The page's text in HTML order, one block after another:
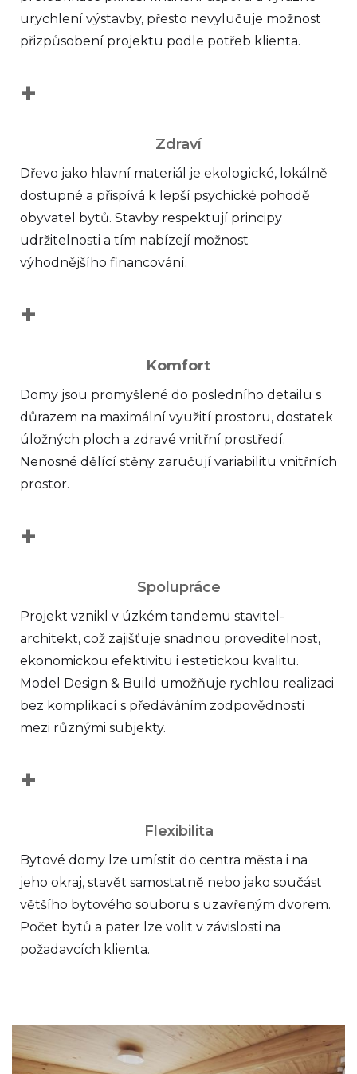
urychlení výstavby, přesto nevylučuje možnost
přizpůsobení projektu podle potřeb klienta.
+
Zdraví
Dřevo jako hlavní materiál je ekologické, lokálně
dostupné a přispívá k lepší psychické pohodě
obyvatel bytů. Stavby respektují principy
udržitelnosti a tím nabízejí možnost
výhodnějšího financování.
+
Komfort
Domy jsou promyšlené do posledního detailu s
důrazem na maximální využití prostoru, dostatek
úložných ploch a zdravé vnitřní prostředí.
Nenosné dělící stěny zaručují variabilitu vnitřních
prostor.
+
Spolupráce
Projekt vznikl v úzkém tandemu stavitel-
architekt, což zajišťuje snadnou proveditelnost,
ekonomickou efektivitu i estetickou kvalitu.
Model Design & Build umožňuje rychlou realizaci
bez komplikací s předáváním zodpovědnosti
mezi různými subjekty.
+
Flexibilita
Bytové domy lze umístit do centra města i na
jeho okraj, stavět samostatně nebo jako součást
většího bytového souboru s uzavřeným dvorem.
Počet bytů a pater lze volit v závislosti na
požadavcích klienta.